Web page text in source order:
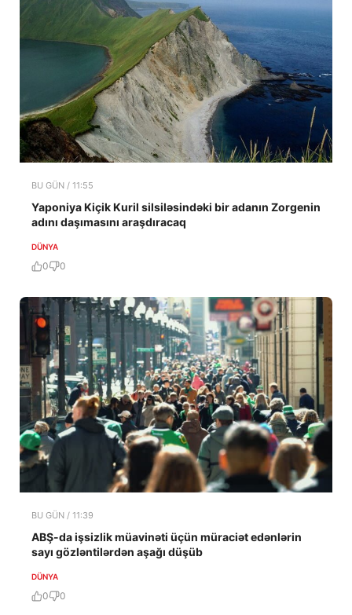
BU GÜN / 11:55
Yaponiya Kiçik Kuril silsiləsindəki bir adanın Zorgenin
adını daşımasını araşdıracaq
DÜNYA
0 0
BU GÜN / 11:39
ABŞ-da işsizlik müavinəti üçün müraciət edənlərin
sayı gözləntilərdən aşağı düşüb
DÜNYA
0 0